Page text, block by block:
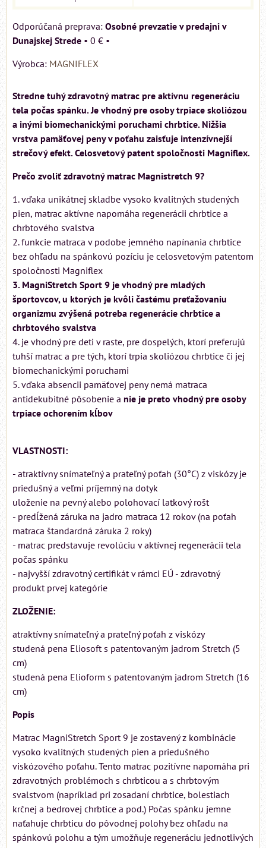
Osobné prevzatie v predajni v
Dunajskej Strede • 0 € •
Výrobca: MAGNIFLEX
Stredne tuhý zdravotný matrac pre aktívnu regeneráciu
tela počas spánku. Je vhodný pre osoby trpiace skoliózou
a inými biomechanickými poruchami chrbtice. Nižšia
vrstva pamäťovej peny v poťahu zaisťuje intenzívnejší
strečový efekt. Celosvetový patent spoločnosti Magniflex.
Prečo zvoliť zdravotný matrac Magnistretch 9?
1. vďaka unikátnej skladbe vysoko kvalitných studených
pien, matrac aktívne napomáha regenerácii chrbtice a
chrbtového svalstva
2. funkcie matraca v podobe jemného napínania chrbtice
bez ohľadu na spánkovú pozíciu je celosvetovým patentom
spoločnosti Magniflex
3. MagniStretch Sport 9 je vhodný pre mladých
športovcov, u ktorých je kvôli častému preťažovaniu
organizmu zvýšená potreba regenerácie chrbtice a
chrbtového svalstva
4. je vhodný pre deti v raste, pre dospelých, ktorí preferujú
tuhší matrac a pre tých, ktorí trpia skoliózou chrbtice či jej
biomechanickými poruchami
5. vďaka absencii pamäťovej peny nemá matraca
antidekubitné pôsobenie a nie je preto vhodný pre osoby
trpiace ochorením kĺbov
VLASTNOSTI:
- atraktívny snímateľný a prateľný poťah (30°C) z viskózy je
priedušný a veľmi príjemný na dotyk
uloženie na pevný alebo polohovací latkový rošt
- predĺžená záruka na jadro matraca 12 rokov (na poťah
matraca štandardná záruka 2 roky)
- matrac predstavuje revolúciu v aktívnej regenerácii tela
počas spánku
- najvyšší zdravotný certifikát v rámci EÚ - zdravotný
produkt prvej kategórie
ZLOŽENIE:
atraktívny snímateľný a prateľný poťah z viskózy
studená pena Eliosoft s patentovaným jadrom Stretch (5
cm)
studená pena Elioform s patentovaným jadrom Stretch (16
cm)
Popis
Matrac MagniStretch Sport 9 je zostavený z kombinácie
vysoko kvalitných studených pien a priedušného
viskózového poťahu. Tento matrac pozitívne napomáha pri
zdravotných problémoch s chrbticou a s chrbtovým
svalstvom (napríklad pri zosadaní chrbtice, bolestiach
krčnej a bedrovej chrbtice a pod.) Počas spánku jemne
naťahuje chrbticu do pôvodnej polohy bez ohľadu na
spánkovú polohu a tým umožňuje regeneráciu jednotlivých